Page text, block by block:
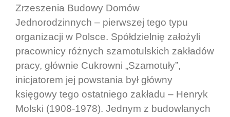
Zrzeszenia Budowy Domów
Jednorodzinnych – pierwszej tego typu
organizacji w Polsce. Spółdzielnię założyli
pracownicy różnych szamotulskich zakładów
pracy, głównie Cukrowni „Szamotuły”,
inicjatorem jej powstania był główny
księgowy tego ostatniego zakładu – Henryk
Molski (1908-1978). Jednym z budowlanych